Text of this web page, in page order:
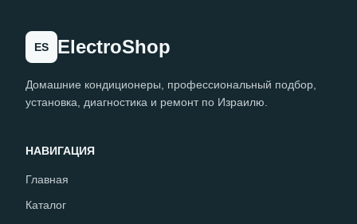
ES ElectroShop
Домашние кондиционеры, профессиональный подбор,
установка, диагностика и ремонт по Израилю.
НАВИГАЦИЯ
Главная
Каталог